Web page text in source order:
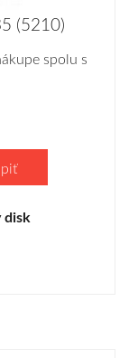
(5210)
spolu s
disk